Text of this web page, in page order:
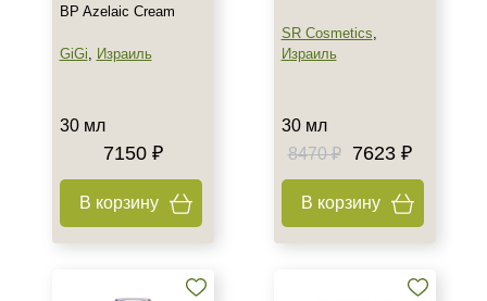
BP Azelaic Cream
GiGi, Израиль
30 мл
7150 ₽
В корзину
SR Cosmetics,
Израиль
30 мл
8470 ₽
7623 ₽
В корзину